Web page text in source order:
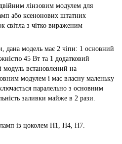
лінзовим модулем для
або ксенонових штатних
світла з чітко вираженим
дана модель має 2 чіпи: 1 основний
45 Вт та 1 додатковий
встановлений на
модулем і має власну маленьку
паралельно з основним
заливки майже в 2 рази.
із цоколем Н1, Н4, Н7.